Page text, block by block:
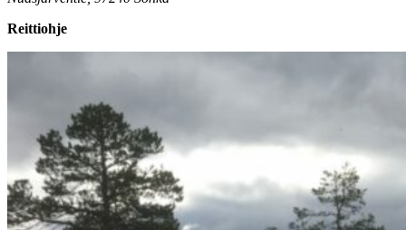
Reittiohje